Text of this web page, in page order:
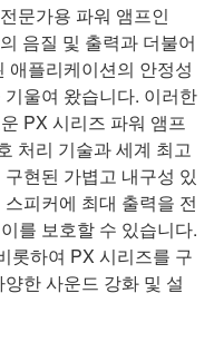
문가용 파워 앰프인
음질 및 출력과 더불어
애플리케이션의 안정성
울여 왔습니다. 이러한
PX 시리즈 파워 앰프
처리 기술과 세계 최고
현된 가볍고 내구성 있
피커에 최대 출력을 전
를 보호할 수 있습니다.
롯하여 PX 시리즈를 구
한 사운드 강화 및 설